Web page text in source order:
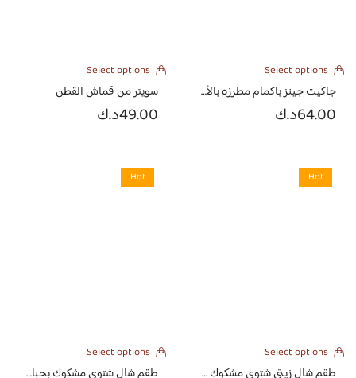
Select options
جاكيت جينز باكمام مطرزه بالأحمر
64.00د.ك
Select options
سويتر من قماش القطن
49.00د.ك
Hot
Select options
طقم شال زيتي شتوي مشكوك مع بنطلون
Hot
Select options
طقم شال شتوي مشكوك بحبات اللولو مع بنطلون